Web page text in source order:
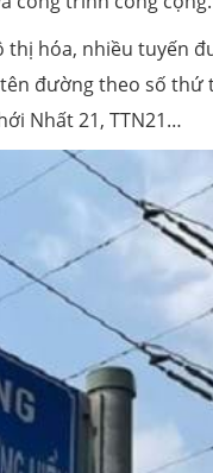
thị hóa, nhiều tuyến
đường theo số thứ
Nhất 21, TTN21…